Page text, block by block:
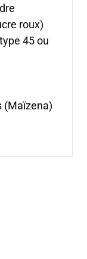
roux)
45 ou
(Maïzena)